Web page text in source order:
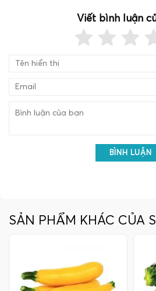
Viết bình luận
BÌNH LUẬN
SẢN PHẨM KHÁC CỦA